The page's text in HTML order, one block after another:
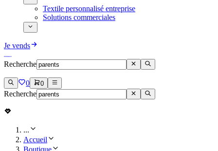
Textile personnalisé entreprise
Solutions commerciales
Je vends
Recherche
0 0
Recherche
...
Accueil
Boutique